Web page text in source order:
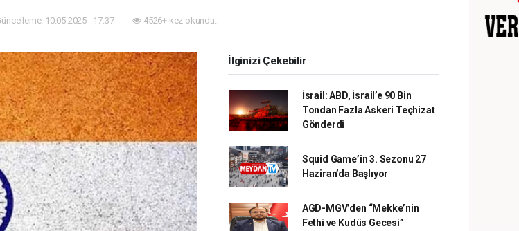
10.05.2025 - 17:37 4526+ kez okundu.
İlginizi Çekebilir
İsrail: ABD, İsrail’e 90 Bin
Tondan Fazla Askeri Teçhizat
Gönderdi
Squid Game’in 3. Sezonu 27
Haziran’da Başlıyor
AGD-MGV’den “Mekke’nin
Fethi ve Kudüs Gecesi”